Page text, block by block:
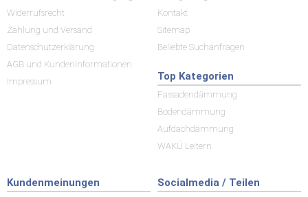
Widerrufsrecht
Zahlung und Versand
Datenschutzerklärung
AGB und Kundeninformationen
Impressum
Kontakt
Sitemap
Beliebte Suchanfragen
Top Kategorien
Fassadendämmung
Bodendämmung
Aufdachdämmung
WAKÜ Leitern
Kundenmeinungen Socialmedia / Teilen